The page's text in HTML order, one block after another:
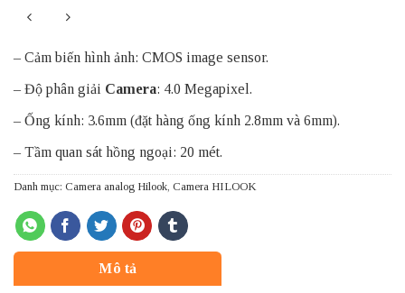
– Cảm biến hình ảnh: CMOS image sensor.
– Độ phân giải Camera: 4.0 Megapixel.
– Ống kính: 3.6mm (đặt hàng ống kính 2.8mm và 6mm).
– Tầm quan sát hồng ngoại: 20 mét.
Danh mục: Camera analog Hilook, Camera HILOOK
Mô tả